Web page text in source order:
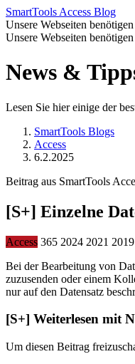
SmartTools Access Blog
Unsere Webseiten
Unsere Webseiten
News &
Lesen Sie hier einige der
SmartTools Blogs
Access
6.2.2025
Beitrag aus SmartTools
[S+] Einzelne
Access 365 2024 2021 2019
Bei der Bearbeitung von
zuzusenden oder einem
nur auf den Datensatz
[S+] Weiterlesen mit
Um diesen Beitrag